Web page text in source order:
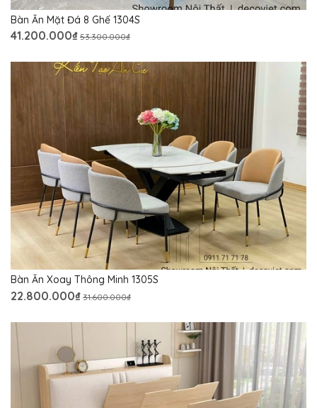
Bàn Ăn Mặt Đá 8 Ghế 1304S
41.200.000₫ 53.300.000₫
Bàn Ăn Xoay Thông Minh 1305S
22.800.000₫ 31.600.000₫